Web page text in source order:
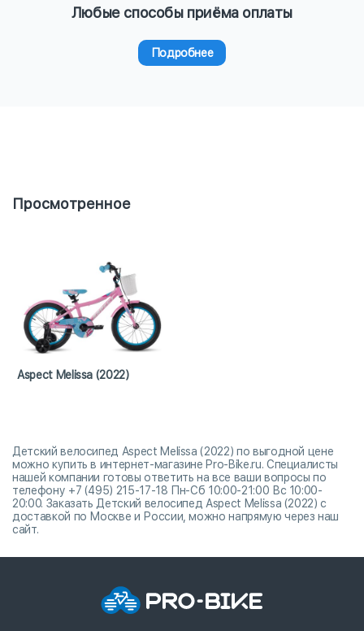
Любые способы приёма оплаты
Подробнее
Просмотренное
Aspect Melissa (2022)
Детский велосипед Aspect Melissa (2022) по выгодной цене
можно купить в интернет-магазине Pro-Bike.ru. Специалисты
нашей компании готовы ответить на все ваши вопросы по
телефону +7 (495) 215-17-18 Пн-Сб 10:00-21:00 Вс 10:00-
20:00. Заказать Детский велосипед Aspect Melissa (2022) с
доставкой по Москве и России, можно напрямую через наш
сайт.